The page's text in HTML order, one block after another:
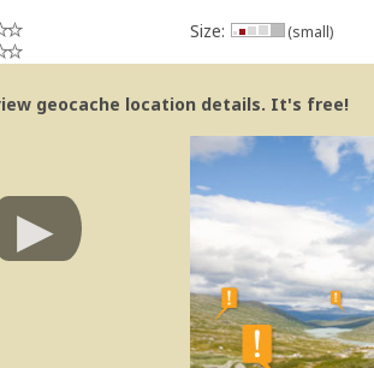
Reviewer
Size: (small)
geocache location details. It's free!